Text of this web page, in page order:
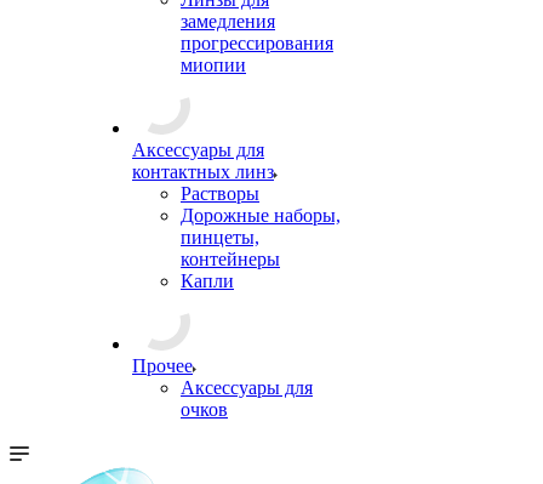
замедления
прогрессирования
миопии
Аксессуары для
контактных линз
Растворы
Дорожные наборы,
пинцеты,
контейнеры
Капли
Прочее
Аксессуары для
очков